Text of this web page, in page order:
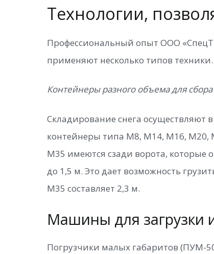
Технологии,
Профессиональный опыт ООО
применяют несколько типов техники.
Контейнеры разного объема для сбора
Складирование снега осуществляют
контейнеры типа М8, М14, М16, М20,
М35 имеются сзади ворота, которые
до 1,5 м. Это дает возможность
М35 составляет 2,3 м.
Машины для загрузки
Погрузчики малых габаритов (ПУМ-